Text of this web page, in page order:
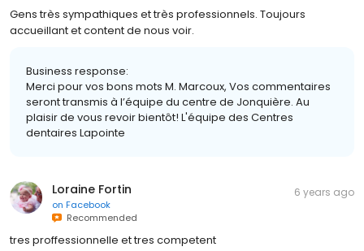
Gens très sympathiques et très professionnels. Toujours
accueillant et content de nous voir.
Business response:
Merci pour vos bons mots M. Marcoux, Vos commentaires
seront transmis à l’équipe du centre de Jonquière. Au
plaisir de vous revoir bientôt! L'équipe des Centres
dentaires Lapointe
Loraine Fortin
on Facebook
Recommended
6 years ago
tres proffessionnelle et tres competent